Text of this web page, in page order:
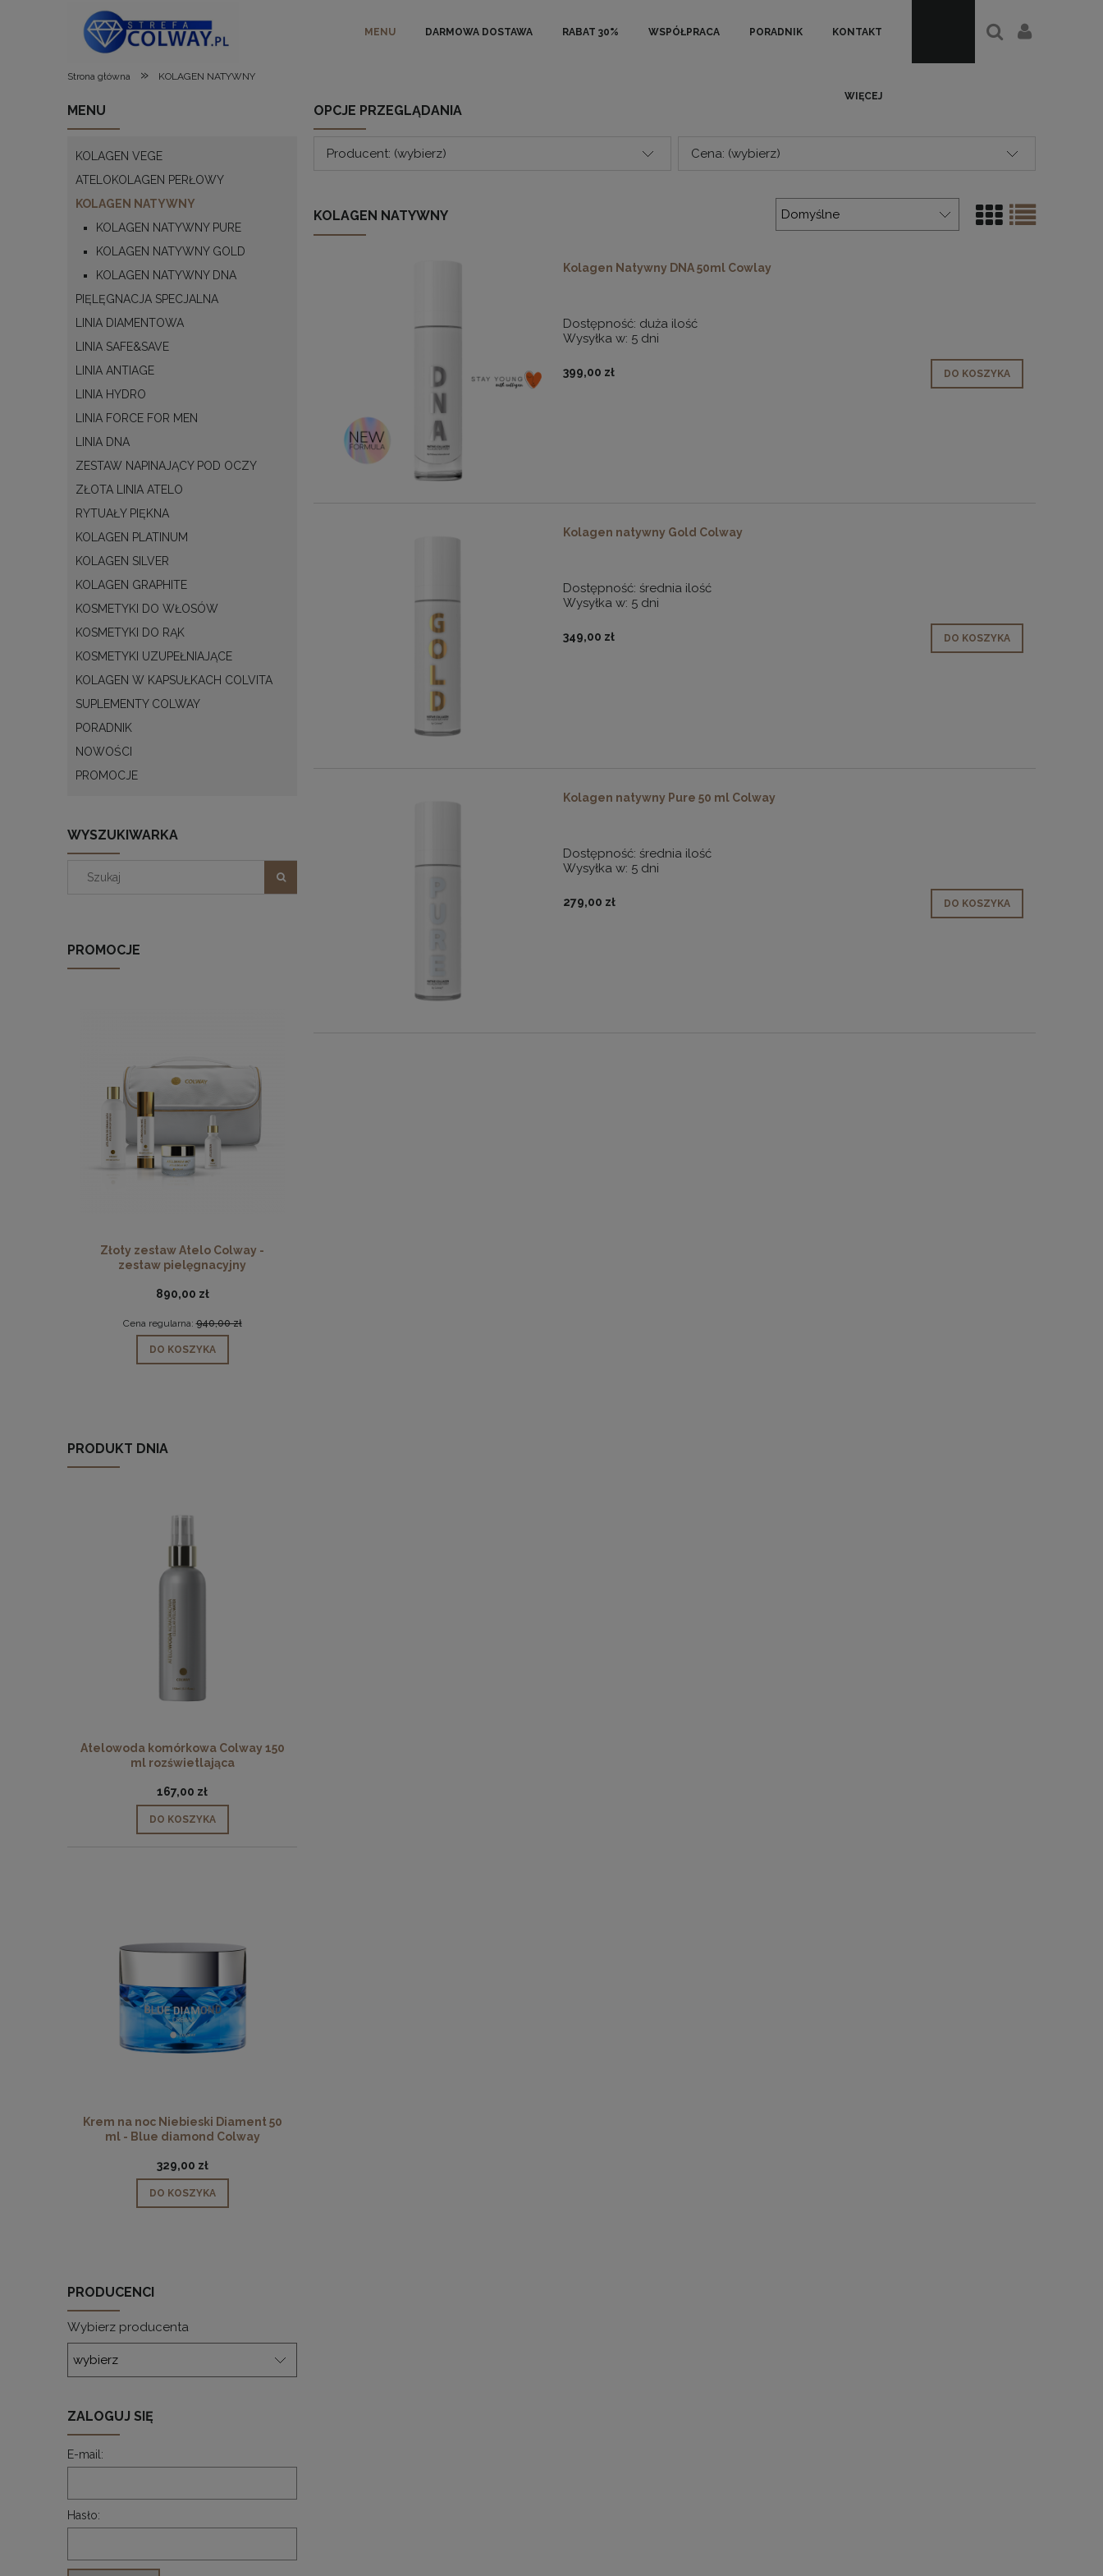
MENU DARMOWA DOSTAWA RABAT 30% WSPÓŁPRACA PORADNIK KONTAKT
WIĘCEJ
Strona główna » KOLAGEN NATYWNY
MENU
KOLAGEN VEGE
ATELOKOLAGEN PERŁOWY
KOLAGEN NATYWNY
KOLAGEN NATYWNY PURE
KOLAGEN NATYWNY GOLD
KOLAGEN NATYWNY DNA
PIĘLĘGNACJA SPECJALNA
LINIA DIAMENTOWA
LINIA SAFE&SAVE
LINIA ANTIAGE
LINIA HYDRO
LINIA FORCE FOR MEN
LINIA DNA
ZESTAW NAPINAJĄCY POD OCZY
ZŁOTA LINIA ATELO
RYTUAŁY PIĘKNA
KOLAGEN PLATINUM
KOLAGEN SILVER
KOLAGEN GRAPHITE
KOSMETYKI DO WŁOSÓW
KOSMETYKI DO RĄK
KOSMETYKI UZUPEŁNIAJĄCE
KOLAGEN W KAPSUŁKACH COLVITA
SUPLEMENTY COLWAY
PORADNIK
NOWOŚCI
PROMOCJE
WYSZUKIWARKA
PROMOCJE
Złoty zestaw Atelo Colway -
zestaw pielęgnacyjny
890,00 zł
Cena regularna:940,00 zł
DO KOSZYKA
PRODUKT DNIA
Atelowoda komórkowa Colway 150
ml rozświetlająca
167,00 zł
DO KOSZYKA
Krem na noc Niebieski Diament 50
ml - Blue diamond Colway
329,00 zł
DO KOSZYKA
PRODUCENCI
Wybierz producenta
ZALOGUJ SIĘ
E-mail:
Hasło:
OPCJE PRZEGLĄDANIA
Producent: (wybierz) Cena: (wybierz)
KOLAGEN NATYWNY
Kolagen Natywny DNA 50ml Cowlay
Dostępność: duża ilość
Wysyłka w: 5 dni
399,00 zł DO KOSZYKA
Kolagen natywny Gold Colway
Dostępność: średnia ilość
Wysyłka w: 5 dni
349,00 zł DO KOSZYKA
Kolagen natywny Pure 50 ml Colway
Dostępność: średnia ilość
Wysyłka w: 5 dni
279,00 zł DO KOSZYKA